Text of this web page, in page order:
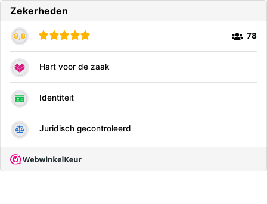
Zekerheden
9,8 78
Hart voor de zaak
Identiteit
Juridisch gecontroleerd
Geschilbemiddeling